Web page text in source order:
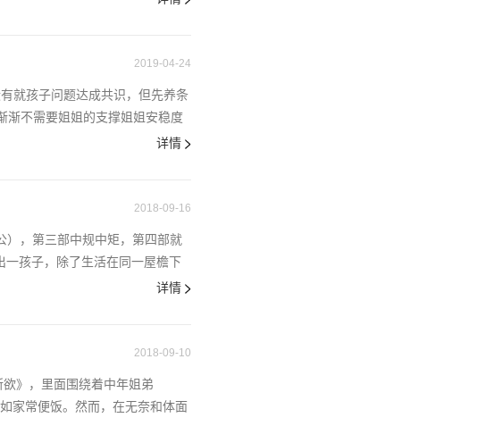
2019-04-24
就孩子问题达成共识，但先养条
渐不需要姐姐的支撑姐姐安稳度
详情
2018-09-16
），第三部中规中矩，第四部就
孩子，除了生活在同一屋檐下
详情
2018-09-10
》，里面围绕着中年姐弟
家常便饭。然而，在无奈和体面